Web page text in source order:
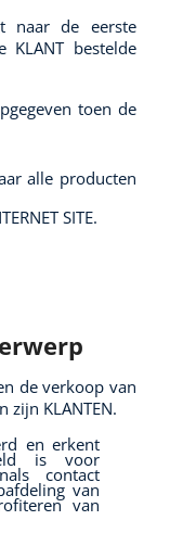
naar de eerste
bestelde
toen de
alle producten
SITE.
de verkoop van
zijn KLANTEN.
en erkent
is voor
contact
van
van